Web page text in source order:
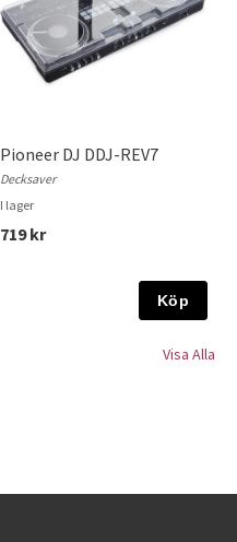
Pioneer DJ DDJ-REV7
Decksaver
I lager
719 kr
Köp
Visa Alla